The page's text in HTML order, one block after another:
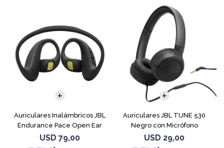
Auriculares Inalámbricos JBL
Endurance Pace Open Ear
Negro
USD 79,00
Auriculares JBL TUNE 530
Negro con Micrófono
USD 29,00